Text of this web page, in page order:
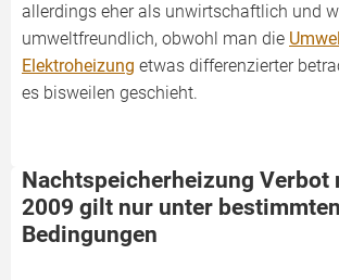
allerdings eher als unwirtschaftlich und
umweltfreundlich, obwohl man die
Elektroheizung etwas differenzierter
es bisweilen geschieht.
Nachtspeicherheizung Verbot
2009 gilt nur unter bestimmten
Bedingungen